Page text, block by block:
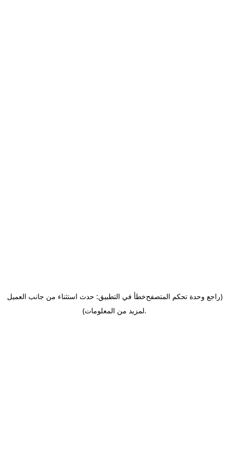
خطأ في التطبيق: حدث استثناء من جانب العميل(راجع وحدة تحكم المتصفح
لمزيد من المعلومات).